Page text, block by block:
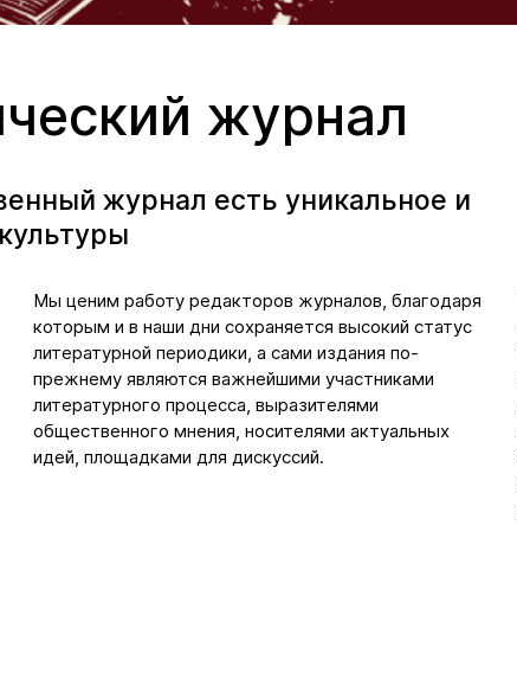
журнал
журнал есть уникальное и
Мы ценим работу редакторов журналов, благодаря
которым и в наши дни сохраняется высокий статус
литературной периодики, а сами издания по-
прежнему являются важнейшими участниками
литературного процесса, выразителями
общественного мнения, носителями актуальных
идей, площадками для дискуссий.